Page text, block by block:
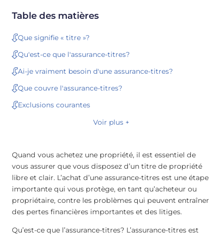
Table des matières
Que signifie « titre »?
Qu'est-ce que l'assurance-titres?
Ai-je vraiment besoin d'une assurance-titres?
Que couvre l'assurance-titres?
Exclusions courantes
Voir plus +
Quand vous achetez une propriété, il est essentiel de
vous assurer que vous disposez d’un titre de propriété
libre et clair. L’achat d’une assurance-titres est une étape
importante qui vous protège, en tant qu’acheteur ou
propriétaire, contre les problèmes qui peuvent entraîner
des pertes financières importantes et des litiges.
Qu’est-ce que l’assurance-titres? L’assurance-titres est